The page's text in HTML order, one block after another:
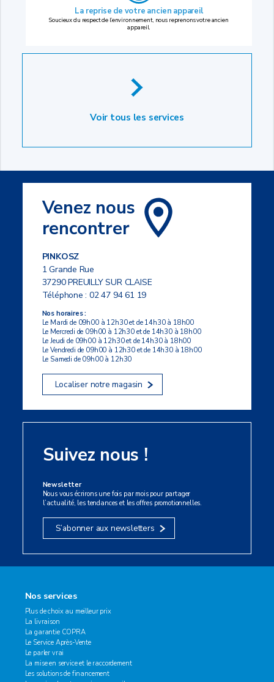
La reprise de votre ancien appareil
Soucieux du respect de l’environnement, nous reprenons votre ancien
appareil.
Voir tous les services
Venez nous
rencontrer
PINKOSZ
1 Grande Rue
37290 PREUILLY SUR CLAISE
Téléphone :02 47 94 61 19
Nos horaires :
Le Mardi de 09h00 à 12h30 et de 14h30 à 18h00
Le Mercredi de 09h00 à 12h30 et de 14h30 à 18h00
Le Jeudi de 09h00 à 12h30 et de 14h30 à 18h00
Le Vendredi de 09h00 à 12h30 et de 14h30 à 18h00
Le Samedi de 09h00 à 12h30
Localiser notre magasin
Suivez nous !
Newsletter
Nous vous écrirons une fois par mois pour partager
l’actualité, les tendances et les offres promotionnelles.
S’abonner aux newsletters
Nos services
Plus de choix au meilleur prix
La livraison
La garantie COPRA
Le Service Après-Vente
Le parler vrai
La mise en service et le raccordement
Les solutions de financement